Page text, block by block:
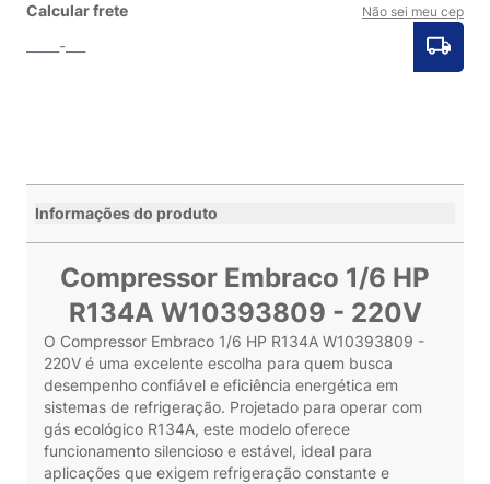
Calcular frete Não sei meu cep
Informações do produto
Compressor Embraco 1/6 HP
R134A W10393809 - 220V
O Compressor Embraco 1/6 HP R134A W10393809 -
220V é uma excelente escolha para quem busca
desempenho confiável e eficiência energética em
sistemas de refrigeração. Projetado para operar com
gás ecológico R134A, este modelo oferece
funcionamento silencioso e estável, ideal para
aplicações que exigem refrigeração constante e